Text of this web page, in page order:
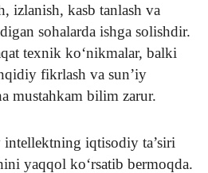
izlanish, kasb tanlash va
sohalarda ishga solishdir.
texnik ko‘nikmalar, balki
fikrlash va sun’iy
mustahkam bilim zarur.
iqtisodiy ta’siri
yaqqol ko‘rsatib bermoqda.